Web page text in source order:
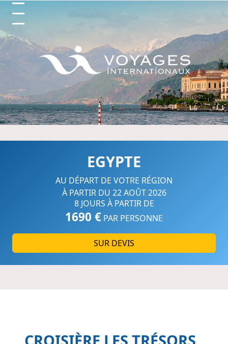
Circuits et Séjours en France,
EGYPTE
AU DÉPART DE VOTRE RÉGION
À PARTIR DU 22 AOÛT 2026
8 JOURS À PARTIR DE
1690 € PAR PERSONNE
SUR DEVIS